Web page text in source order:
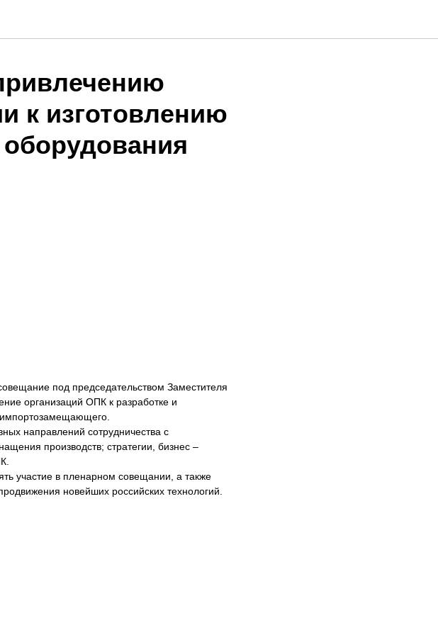
к изготовлению
оборудования
под председательством Заместителя
организаций ОПК к разработке и
импортозамещающего.
направлений сотрудничества с
производств; стратегии, бизнес –
участие в пленарном совещании, а также
новейших российских технологий.